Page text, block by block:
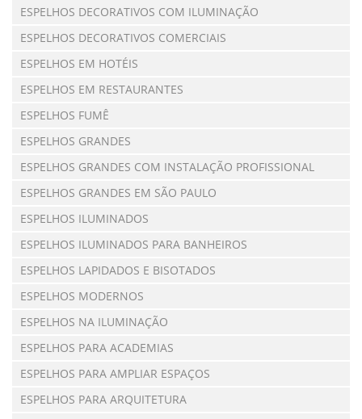
ESPELHOS DECORATIVOS COM ILUMINAÇÃO
ESPELHOS DECORATIVOS COMERCIAIS
ESPELHOS EM HOTÉIS
ESPELHOS EM RESTAURANTES
ESPELHOS FUMÊ
ESPELHOS GRANDES
ESPELHOS GRANDES COM INSTALAÇÃO PROFISSIONAL
ESPELHOS GRANDES EM SÃO PAULO
ESPELHOS ILUMINADOS
ESPELHOS ILUMINADOS PARA BANHEIROS
ESPELHOS LAPIDADOS E BISOTADOS
ESPELHOS MODERNOS
ESPELHOS NA ILUMINAÇÃO
ESPELHOS PARA ACADEMIAS
ESPELHOS PARA AMPLIAR ESPAÇOS
ESPELHOS PARA ARQUITETURA